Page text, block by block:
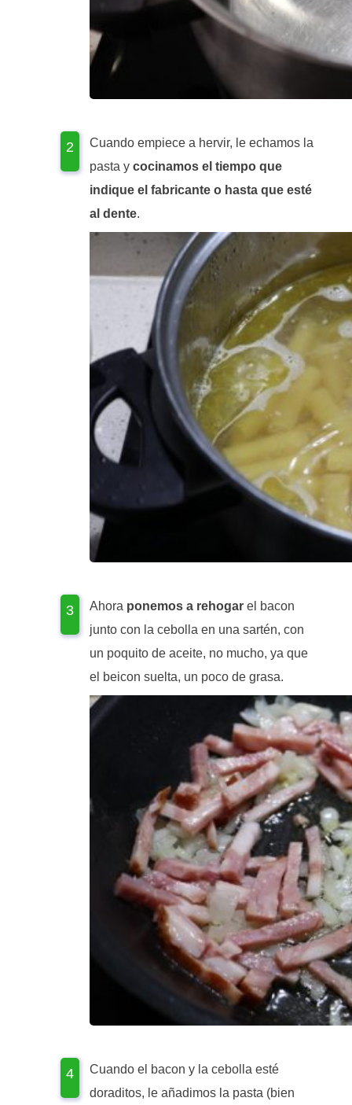
Cuando empiece a hervir, le echamos la
pasta y cocinamos el tiempo que
indique el fabricante o hasta que esté
al dente.
Ahora ponemos a rehogar el bacon
junto con la cebolla en una sartén, con
un poquito de aceite, no mucho, ya que
el beicon suelta, un poco de grasa.
Cuando el bacon y la cebolla esté
doraditos, le añadimos la pasta (bien